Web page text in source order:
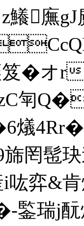
鱶廡
�オr
匉
燨
罔髢玦
弈&肯
瑞j酛